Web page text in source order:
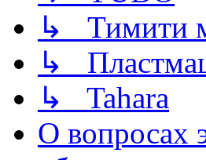
↳ Тимити
↳
↳ Tahara
О вопросах